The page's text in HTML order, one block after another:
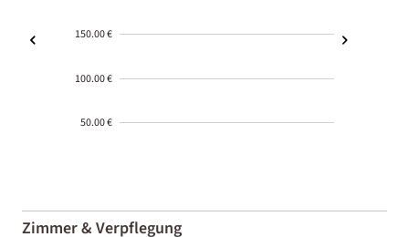
150.00 €
100.00 €
50.00 €
01-02
Zimmer & Verpflegung